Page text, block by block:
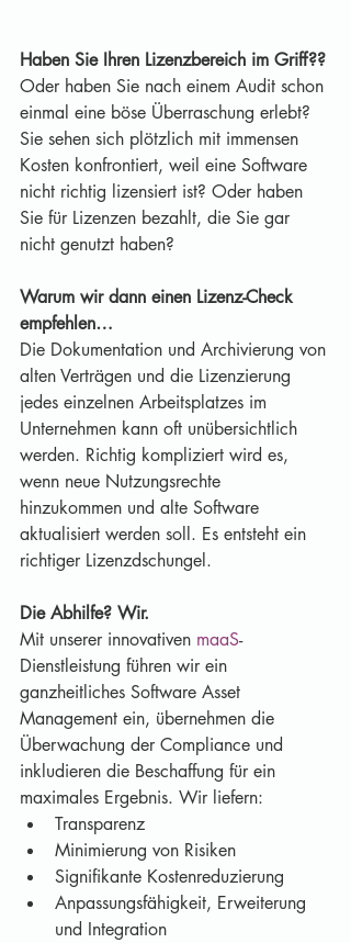
Haben Sie Ihren Lizenzbereich im Griff??
Oder haben Sie nach einem Audit schon
einmal eine böse Überraschung erlebt?
Sie sehen sich plötzlich mit immensen
Kosten konfrontiert, weil eine Software
nicht richtig lizensiert ist? Oder haben
Sie für Lizenzen bezahlt, die Sie gar
nicht genutzt haben?
Warum wir dann einen Lizenz-Check
empfehlen…
Die Dokumentation und Archivierung von
alten Verträgen und die Lizenzierung
jedes einzelnen Arbeitsplatzes im
Unternehmen kann oft unübersichtlich
werden. Richtig kompliziert wird es,
wenn neue Nutzungsrechte
hinzukommen und alte Software
aktualisiert werden soll. Es entsteht ein
richtiger Lizenzdschungel.
Die Abhilfe? Wir.
Mit unserer innovativen maaS-
Dienstleistung führen wir ein
ganzheitliches Software Asset
Management ein, übernehmen die
Überwachung der Compliance und
inkludieren die Beschaffung für ein
maximales Ergebnis. Wir liefern:
Transparenz
Minimierung von Risiken
Signifikante Kostenreduzierung
Anpassungsfähigkeit, Erweiterung
und Integration